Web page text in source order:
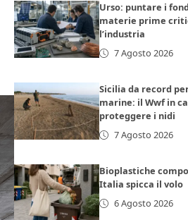
Urso: puntare i
materie prime
l’industria
7 Agosto 2026
Sicilia da record
marine: il Wwf in
proteggere i nidi
7 Agosto 2026
Bioplastiche
Italia spicca il volo
6 Agosto 2026